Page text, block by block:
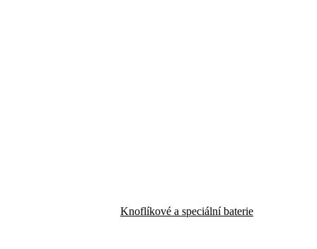
Knoflíkové a speciální baterie